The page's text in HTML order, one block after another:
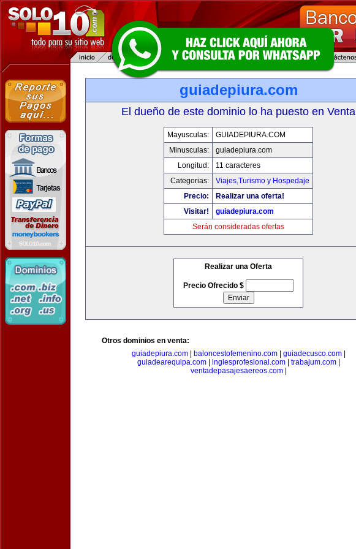
guiadepiura.com
El dueño de este dominio lo ha puesto en Venta
Mayusculas:
GUIADEPIURA.COM
Minusculas:
guiadepiura.com
Longitud:
11 caracteres
Categorias:
Viajes,Turismo y Hospedaje
Precio:
Realizar una oferta!
Visitar!
guiadepiura.com
Serán consideradas ofertas
Realizar una Oferta
Precio Ofrecido $
Otros dominios en venta:
guiadepiura.com| baloncestofemenino.com| guiadecusco.com|
guiadearequipa.com| inglesprofesional.com| trabajum.com|
ventadepasajesaereos.com|